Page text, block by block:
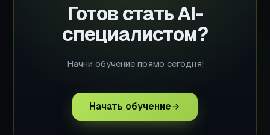
Готов стать AI-
специалистом?
Начни обучение прямо сегодня!
Начать обучение